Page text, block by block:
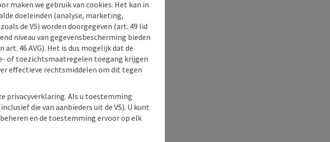
maken we gebruik van cookies. Het kan in
doeleinden (analyse, marketing,
de VS) worden doorgegeven (art. 49 lid
niveau van gegevensbescherming bieden
art. 46 AVG). Het is dus mogelijk dat de
of toezichtsmaatregelen toegang krijgen
effectieve rechtsmiddelen om dit tegen
privacyverklaring. Als u toestemming
die van aanbieders uit de VS). U kunt
en de toestemming ervoor op elk